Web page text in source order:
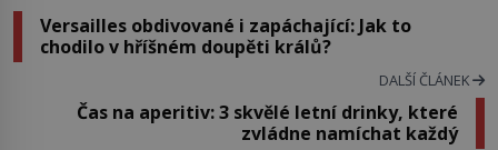
Versailles obdivované i zapáchající: Jak to
chodilo v hříšném doupěti králů?
DALŠÍ ČLÁNEK
Čas na aperitiv: 3 skvělé letní drinky, které
zvládne namíchat každý